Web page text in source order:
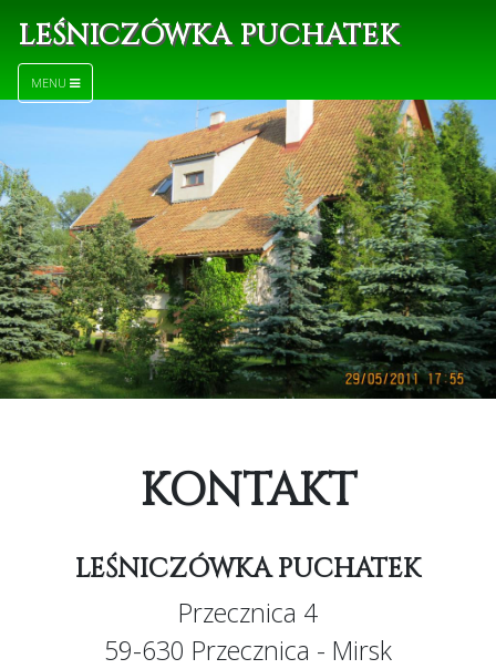
LEŚNICZÓWKA PUCHATEK
MENU
KONTAKT
LEŚNICZÓWKA PUCHATEK
Przecznica 4
59-630 Przecznica - Mirsk